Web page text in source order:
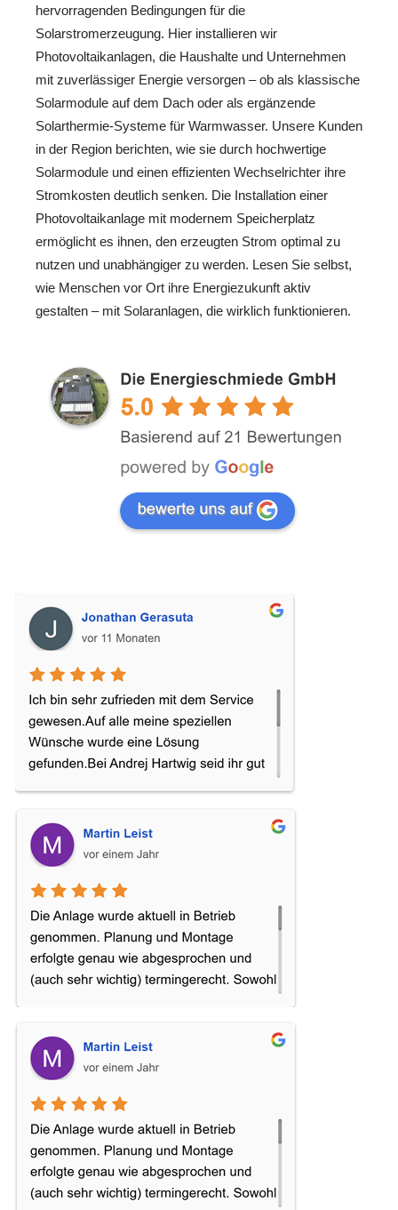
hervorragenden Bedingungen für die
Solarstromerzeugung. Hier installieren wir
Photovoltaikanlagen, die Haushalte und Unternehmen
mit zuverlässiger Energie versorgen – ob als klassische
Solarmodule auf dem Dach oder als ergänzende
Solarthermie-Systeme für Warmwasser. Unsere Kunden
in der Region berichten, wie sie durch hochwertige
Solarmodule und einen effizienten Wechselrichter ihre
Stromkosten deutlich senken. Die Installation einer
Photovoltaikanlage mit modernem Speicherplatz
ermöglicht es ihnen, den erzeugten Strom optimal zu
nutzen und unabhängiger zu werden. Lesen Sie selbst,
wie Menschen vor Ort ihre Energiezukunft aktiv
gestalten – mit Solaranlagen, die wirklich funktionieren.